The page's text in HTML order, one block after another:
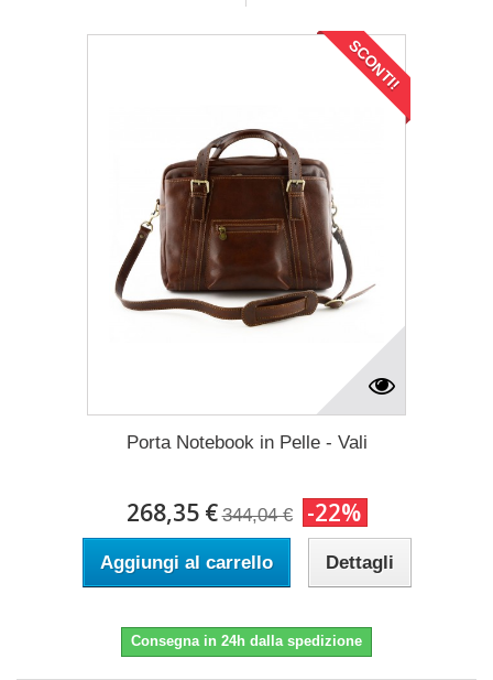
SCONTI!
Porta Notebook in Pelle - Vali
268,35 € 344,04 € -22%
Aggiungi al carrello Dettagli
Consegna in 24h dalla spedizione